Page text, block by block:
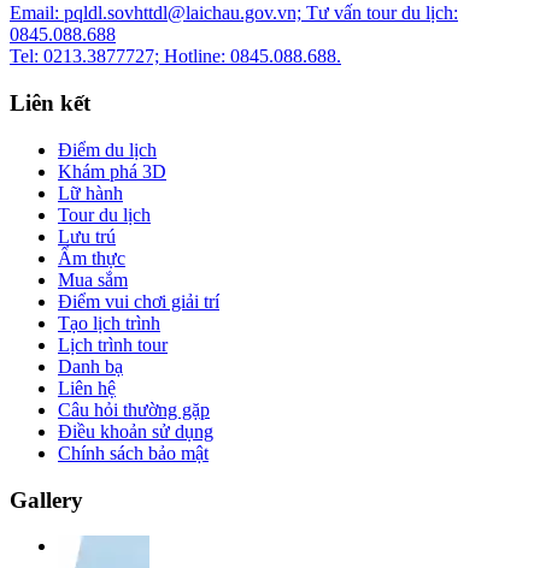
Email: pqldl.sovhttdl@laichau.gov.vn; Tư vấn tour du lịch:
0845.088.688
Tel: 0213.3877727; Hotline: 0845.088.688.
Liên kết
Điểm du lịch
Khám phá 3D
Lữ hành
Tour du lịch
Lưu trú
Ẩm thực
Mua sắm
Điểm vui chơi giải trí
Tạo lịch trình
Lịch trình tour
Danh bạ
Liên hệ
Câu hỏi thường gặp
Điều khoản sử dụng
Chính sách bảo mật
Gallery